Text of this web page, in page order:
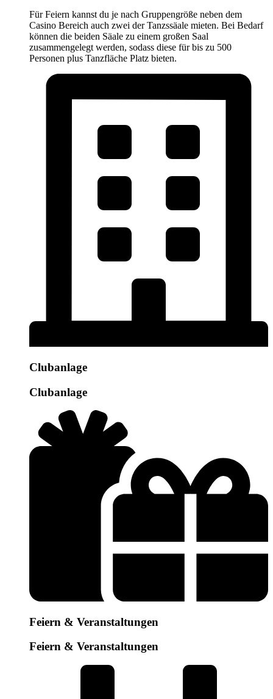
Für Feiern kannst du je nach Gruppengröße neben dem
Casino Bereich auch zwei der Tanzssäale mieten. Bei Bedarf
können die beiden Säale zu einem großen Saal
zusammengelegt werden, sodass diese für bis zu 500
Personen plus Tanzfläche Platz bieten.
Clubanlage
Clubanlage
Feiern & Veranstaltungen
Feiern & Veranstaltungen